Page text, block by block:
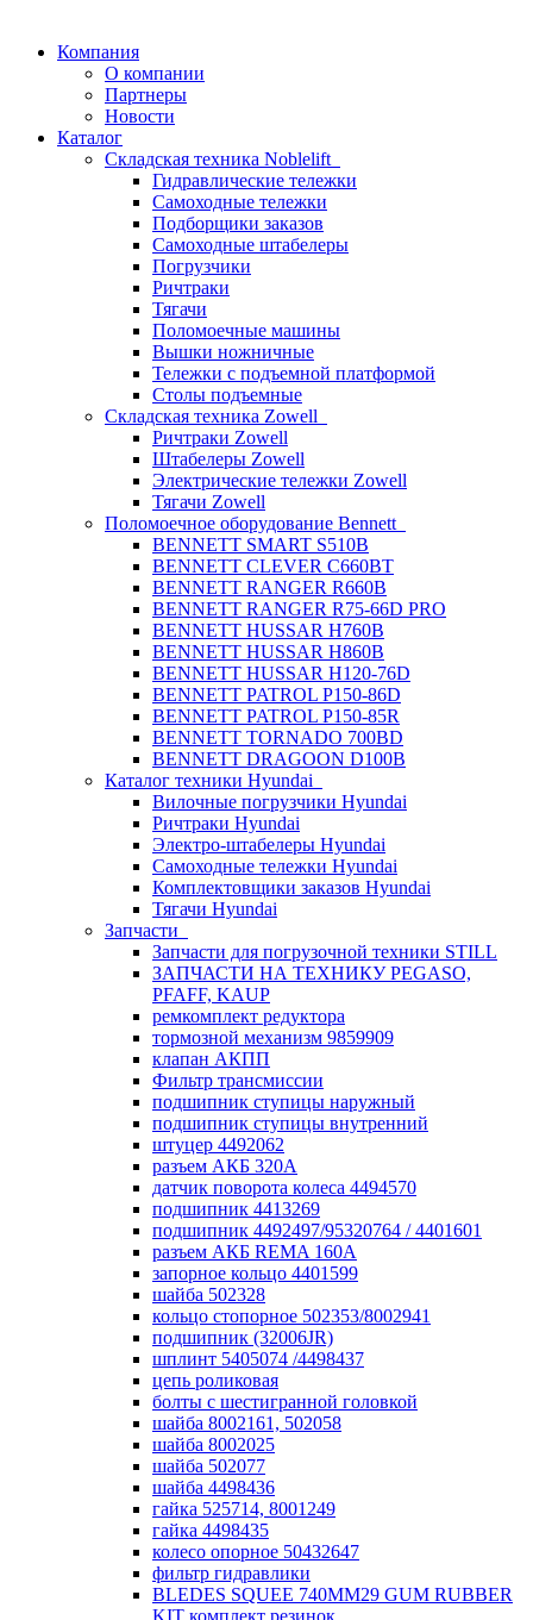
Компания
О компании
Партнеры
Новости
Каталог
Складская техника Noblelift
Гидравлические тележки
Самоходные тележки
Подборщики заказов
Самоходные штабелеры
Погрузчики
Ричтраки
Тягачи
Поломоечные машины
Вышки ножничные
Тележки с подъемной платформой
Столы подъемные
Складская техника Zowell
Ричтраки Zowell
Штабелеры Zowell
Электрические тележки Zowell
Тягачи Zowell
Поломоечное оборудование Bennett
BENNETT SMART S510B
BENNETT CLEVER C660BT
BENNETT RANGER R660B
BENNETT RANGER R75-66D PRO
BENNETT HUSSAR H760B
BENNETT HUSSAR H860B
BENNETT HUSSAR H120-76D
BENNETT PATROL P150-86D
BENNETT PATROL P150-85R
BENNETT TORNADO 700BD
BENNETT DRAGOON D100B
Каталог техники Hyundai
Вилочные погрузчики Hyundai
Ричтраки Hyundai
Электро-штабелеры Hyundai
Самоходные тележки Hyundai
Комплектовщики заказов Hyundai
Тягачи Hyundai
Запчасти
Запчасти для погрузочной техники STILL
ЗАПЧАСТИ НА ТЕХНИКУ PEGASO,
PFAFF, KAUP
ремкомплект редуктора
тормозной механизм 9859909
клапан АКПП
Фильтр трансмиссии
подшипник ступицы наружный
подшипник ступицы внутренний
штуцер 4492062
разъем АКБ 320А
датчик поворота колеса 4494570
подшипник 4413269
подшипник 4492497/95320764 / 4401601
разъем АКБ REMA 160А
запорное кольцо 4401599
шайба 502328
кольцо стопорное 502353/8002941
подшипник (32006JR)
шплинт 5405074 /4498437
цепь роликовая
болты с шестигранной головкой
шайба 8002161, 502058
шайба 8002025
шайба 502077
шайба 4498436
гайка 525714, 8001249
гайка 4498435
колесо опорное 50432647
фильтр гидравлики
BLEDES SQUEE 740MM29 GUM RUBBER
KIT комплект резинок